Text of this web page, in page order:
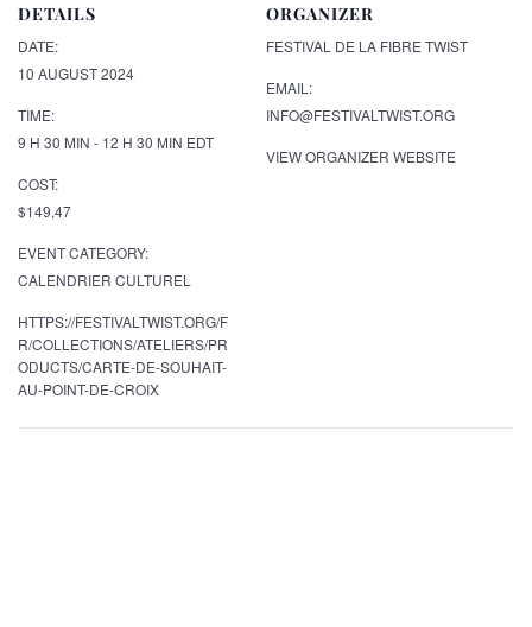
DETAILS
DATE:
10 AUGUST 2024
TIME:
9 H 30 MIN - 12 H 30 MIN EDT
COST:
$149,47
EVENT CATEGORY:
CALENDRIER CULTUREL
HTTPS://FESTIVALTWIST.ORG/F
R/COLLECTIONS/ATELIERS/PR
ODUCTS/CARTE-DE-SOUHAIT-
AU-POINT-DE-CROIX
ORGANIZER
FESTIVAL DE LA FIBRE TWIST
EMAIL:
INFO@FESTIVALTWIST.ORG
VIEW ORGANIZER WEBSITE